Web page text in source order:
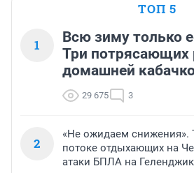
ТОП 5
1
Всю зиму только
Три потрясающих
домашней
29 675 3
2
«Не ожидаем снижения».
потоке отдыхающих на
атаки БПЛА на Геленджик